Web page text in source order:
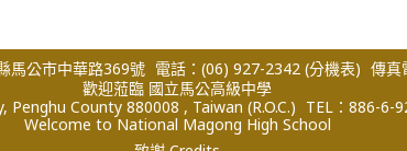
馬公市中華路369號 電話：(06) 927-2342 (分機表) 傳真
歡迎蒞臨 國立馬公高級中學
County 880008 , Taiwan (R.O.C.) TEL：886-6-
Welcome to National Magong High School